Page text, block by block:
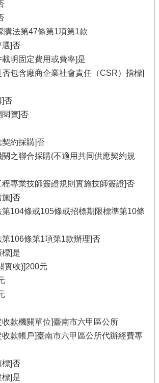
購法第47條第1項第1款
選]否
明固定費用或費率]是
否包含廠商企業社會責任（CSR）指標]
]否
閱覽]否
契約採購]否
之聯合採購(不適用共同供應契約規
程專業技師簽證規則實施技師簽證]否
施]否
第104條或105條或招標期限標準第10條
第106條第1項第1款辦理]否
標]是
實收)]200元
收款機關單位]臺南市六甲區公所
收款帳戶]臺南市六甲區公所代辦經費專
標]否
標]是